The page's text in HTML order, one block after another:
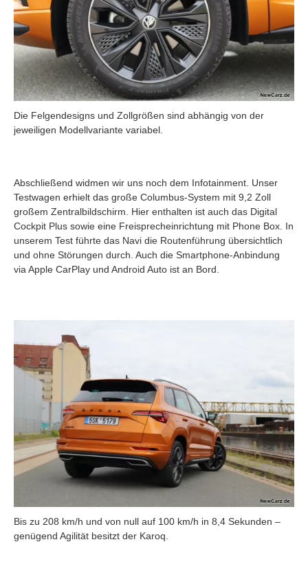
Die Felgendesigns und Zollgrößen sind abhängig von der
jeweiligen Modellvariante variabel.
Abschließend widmen wir uns noch dem Infotainment. Unser
Testwagen erhielt das große Columbus-System mit 9,2 Zoll
großem Zentralbildschirm. Hier enthalten ist auch das Digital
Cockpit Plus sowie eine Freisprecheinrichtung mit Phone Box. In
unserem Test führte das Navi die Routenführung übersichtlich
und ohne Störungen durch. Auch die Smartphone-Anbindung
via Apple CarPlay und Android Auto ist an Bord.
Bis zu 208 km/h und von null auf 100 km/h in 8,4 Sekunden –
genügend Agilität besitzt der Karoq.